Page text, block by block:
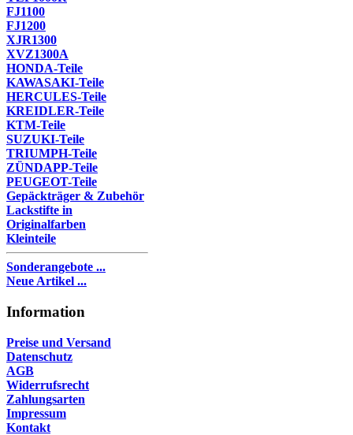
FJ1100
FJ1200
XJR1300
XVZ1300A
HONDA-Teile
KAWASAKI-Teile
HERCULES-Teile
KREIDLER-Teile
KTM-Teile
SUZUKI-Teile
TRIUMPH-Teile
ZÜNDAPP-Teile
PEUGEOT-Teile
Gepäckträger & Zubehör
Lackstifte in
Originalfarben
Kleinteile
Sonderangebote ...
Neue Artikel ...
Information
Preise und Versand
Datenschutz
AGB
Widerrufsrecht
Zahlungsarten
Impressum
Kontakt